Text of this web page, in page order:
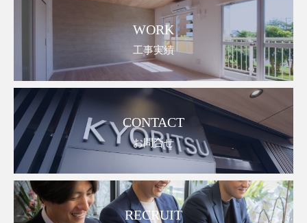
WORK
工事実績
CONTACT
お問合せ
RECRUIT